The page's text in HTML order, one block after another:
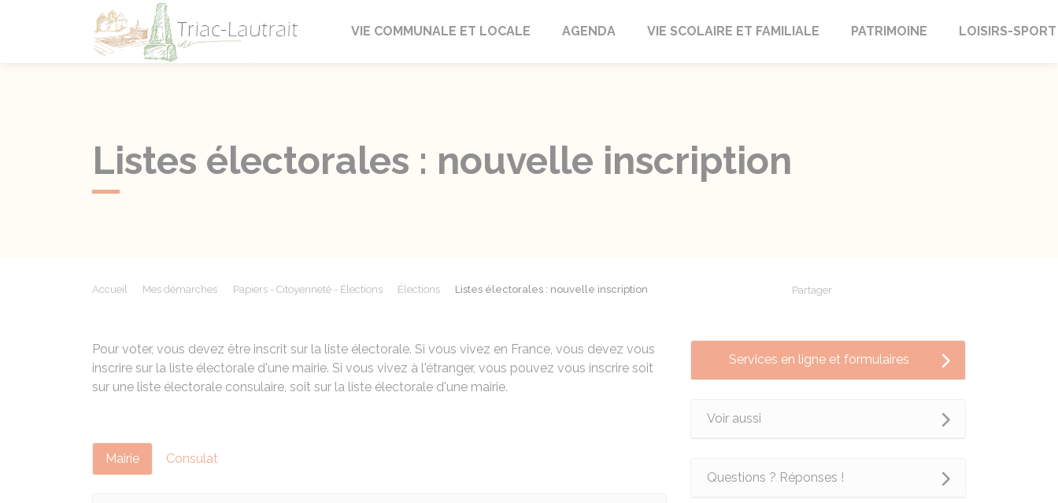
Triac-Lautrait
VIE COMMUNALE ET LOCALE AGENDA VIE SCOLAIRE ET FAMILIALE PATRIMOINE LOISIRS-SPORT
Listes électorales : nouvelle inscription
Accueil Mes démarches Papiers - Citoyenneté - Élections Élections Listes électorales : nouvelle inscription Partager
Pour voter, vous devez être inscrit sur la liste électorale. Si vous vivez en France, vous devez vous
inscrire sur la liste électorale d'une mairie. Si vous vivez à l'étranger, vous pouvez vous inscrire soit
sur une liste électorale consulaire, soit sur la liste électorale d'une mairie.
Mairie Consulat
Services en ligne et formulaires
Voir aussi
Questions ? Réponses !